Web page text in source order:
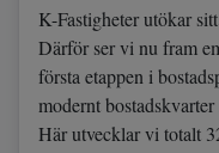
K-Fastigheter utökar
Därför ser vi nu fram
första etappen i
modernt
Här utvecklar vi totalt